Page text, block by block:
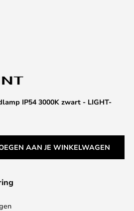
IP54 3000K zwart - LIGHT-
AAN JE WINKELWAGEN